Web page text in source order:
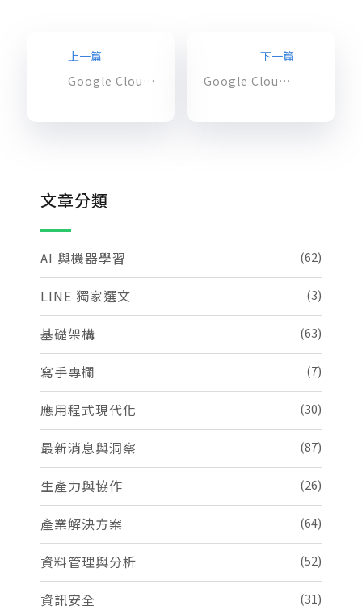
上一篇
Google Cloud 雲端安全性提升，服務帳戶金鑰管理教學
下一篇
Google Cloud Next 2024 新發布的雲端 FinOps 服務亮點
文章分類
AI 與機器學習 (62)
LINE 獨家選文 (3)
基礎架構 (63)
寫手專欄 (7)
應用程式現代化 (30)
最新消息與洞察 (87)
生產力與協作 (26)
產業解決方案 (64)
資料管理與分析 (52)
資訊安全 (31)